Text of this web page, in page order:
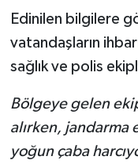
Edinilen bilgilere
vatandaşların
sağlık ve polis
Bölgeye gelen
alırken, jandarma
yoğun çaba